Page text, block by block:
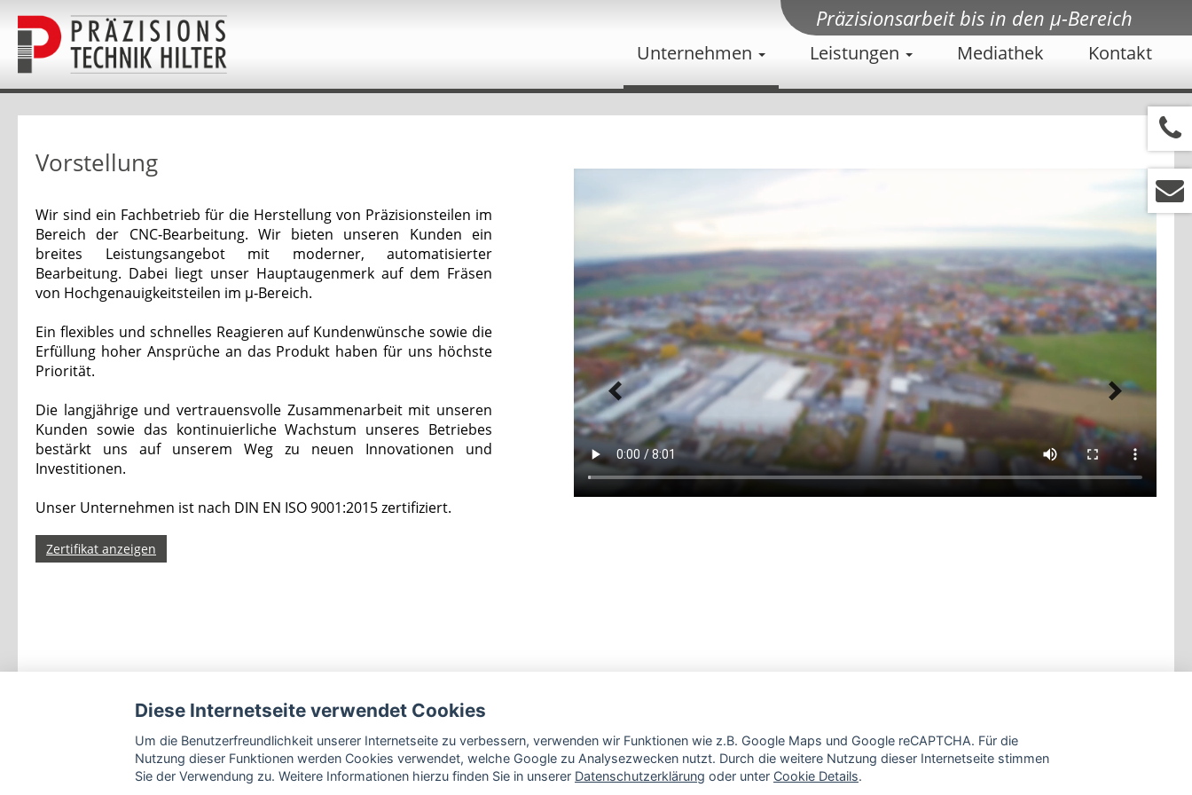
Präzisionsarbeit bis in den µ-Bereich
Unternehmen Leistungen Mediathek Kontakt
Vorstellung
Wir sind ein Fachbetrieb für die Herstellung von Präzisionsteilen im
Bereich der CNC‑Bearbeitung. Wir bieten unseren Kunden ein
breites Leistungsangebot mit moderner, automatisierter
Bearbeitung. Dabei liegt unser Hauptaugenmerk auf dem Fräsen
von Hochgenauigkeitsteilen im µ‑Bereich.
Ein flexibles und schnelles Reagieren auf Kundenwünsche sowie die
Erfüllung hoher Ansprüche an das Produkt haben für uns höchste
Priorität.
Die langjährige und vertrauensvolle Zusammenarbeit mit unseren
Kunden sowie das kontinuierliche Wachstum unseres Betriebes
bestärkt uns auf unserem Weg zu neuen Innovationen und
Investitionen.
Unser Unternehmen ist nach DIN EN ISO 9001:2015 zertifiziert.
Zertifikat anzeigen
Diese Internetseite verwendet Cookies
Um die Benutzerfreundlichkeit unserer Internetseite zu verbessern, verwenden wir Funktionen wie z.B. Google Maps und Google reCAPTCHA. Für die
Nutzung dieser Funktionen werden Cookies verwendet, welche Google zu Analysezwecken nutzt. Durch die weitere Nutzung dieser Internetseite stimmen
Sie der Verwendung zu. Weitere Informationen hierzu finden Sie in unserer Datenschutzerklärung oder unter Cookie Details.